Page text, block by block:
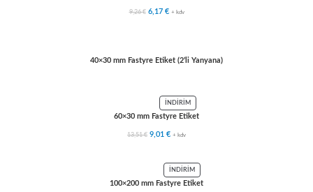
9,26€ 6,17 € + kdv
40×30 mm Fastyre Etiket (2’li Yanyana)
İNDIRIM
60×30 mm Fastyre Etiket
13,51€ 9,01 € + kdv
İNDIRIM
100×200 mm Fastyre Etiket